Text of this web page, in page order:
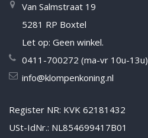
Van Salmstraat 19
5281 RP Boxtel
Let op: Geen winkel.
0411-700272 (ma-vr 10u-13u)
info@klompenkoning.nl
Register NR: KVK 62181432
USt-IdNr.: NL854699417B01